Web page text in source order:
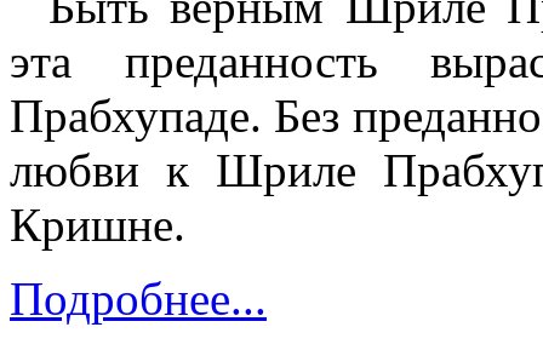
эта преданность
Прабхупаде. Без
любви к Шриле
Кришне.
Подробнее...